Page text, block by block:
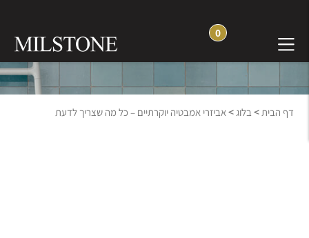
0
בלוג חוויה והשראה
דף הבית> בלוג>אביזרי אמבטיה יוקרתיים – כל מה שצריך לדעת